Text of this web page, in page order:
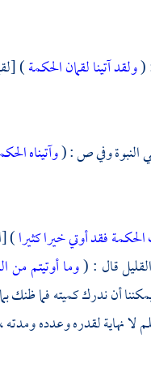
ولقد آتينا لقمان الحكمة
وآتيناه
فقد أوتي خيرا كثيرا
قال : (وما أوتيتم من
لا يمكننا أن ندرك كميته فما
لا نهاية لقدره وعدده